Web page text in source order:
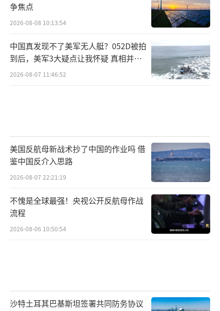
争焦点
2026-08-08 10:13:54
中国真发现不了美军无人艇？052D被拍
到后，美军3大疑点让我怀疑 真相并非
如此
2026-08-07 11:46:52
美国反航母新战术抄了中国的作业吗 借
鉴中国反介入思路
2026-08-07 22:21:19
不愧是全球最强！央视公开反航母作战
流程
2026-08-06 10:50:54
沙特土耳其巴基斯坦签署共同防务协议